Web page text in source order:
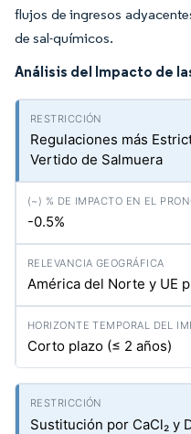
flujos de ingresos
de sal-químicos.
Análisis del Impacto de
Regulaciones más
Vertido de Salmuera
-0.5%
América del Norte y UE
Corto plazo (≤ 2 años)
Sustitución por CaCl₂ y